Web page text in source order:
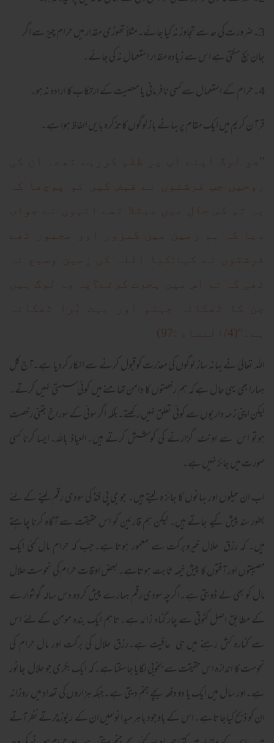
3۔ضرورت کی حد سے تجاوز نہ کیا جائے۔مثلاً تھوڑی مقدار میں حرام چیز سے اگر
جان بچ سکتی ہے اس سے زیادہ مقدار استعمال نہ کی جائے۔
4۔حرام کے استعمال سے کسی نافرمانی یا معصیت کے ارتکاب کا ارادہ نہ ہو۔
قرآن کریم میں ایک مقام پر بہانے باز لوگوں کاتذکرہ بایں الفاظ ہوا ہے۔
''جو لوگ اپنے آپ پر ظلم کررہے تھے۔ ان کی
روحیں جب فرشتوں نے قبض کیں تو پوچھا کہ
یہ تم کس حال میں مبتلا تھے انہوں نے جواب
دیا کہ ہم زمین میں کمزور اور مجبور تھے
فرشتوں نے کہا:کیا اللہ کی زمین وسیع نہ
تھی کہ تم اس میں ہجرت کرتے؟یہ وہ لوگ ہیں
جن کا ٹھکانہ جہنم اور بہت بُرا ٹھکانہ
ہے۔''(4/النساء :97)
اللہ تعالیٰ نے بہانہ ساز لوگوں کی معذرت کوقبول کرنے سے انکار کردیا ہے۔آج کل
ہمارا بھی یہی حال ہے کہ ہم رخصتوں کا دامن تھامنے میں کوئی سستی نہیں کرتے۔
لیکن اپنی زمہ داریوں سے کوئی تعلق نہیں رکھتے۔بلکہ اگر سوئی کے سوراخ جتنی رخصت
ہوتو اس سے اونٹ گزارنے کی کوشش کرتے ہیںَ۔العیاذ باللہ۔ایسا کرنا کسی
صورت میں جائز نہیں ہے۔
اب ان حیلوں اور بہانوں کا جائز ہ لیتے ہیں۔ جو جی پی فنڈ کی سودی رقم لینے کےلئے
بطور سند پیش کیے جاتے ہیں۔ لیکن ہم قارئین کو اس حقیقت سے آگاہ کرنا چاہتے
ہیں۔ کہ رزق حلال خیروبرکت سے معمور ہوتا ہے۔جب کہ حرام مال کئی ایک
مصیبتوں اور آفتوں کا پیش خیمہ ثابت ہوتاہے۔بعض اوقات حرام کی نحوست حلال
مال کو بھی لے ڈوبتی ہے۔اگرچہ سودی رقم ہمارے پیش کردہ دس سالہ گوشوارے
کے مطابق اصل کٹوتی سے چار گناہ زائد ہے۔تاہم ایک بندہ مومن کےلئے اس
سے کنارہ کش رہنے میں ہی عافیت ہے۔رزق حلال کی برکت اور مال حرام کی
نحوست کا اندازہ اس حقیقت سے بخوبی لگایا جاسکتا ہے۔کہ ایک بکری جو حلال جانور
ہے۔اور سال میں ایک یا دو دفعہ بچے جنم دیتی ہے۔جبکہ ہزاروں کی تعداد میں روزانہ
ان کو ذبح کیاجاتاہے۔اس کے باوجود باہر میدانوںمیں ان کے ریوڑچرتے نظر آتے